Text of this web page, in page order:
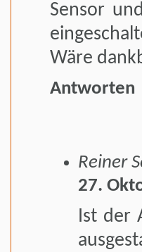
Sensor
Wäre
Antworten
Reiner
27.
Ist der